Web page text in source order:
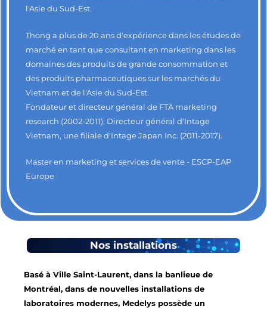
l'Asie du Sud-Est.
Thong a plus de 20 ans d'expérience dans les études de
marché en tant que consultant en marketing dans les
domaines des produits de grande consommation et
des produits pharmaceutiques sur les marchés du
Vietnam et de l'Asie du Sud-Est.
Fondateur et directeur général de FTA marketing
research (2002-2011). Directeur général d'Intage
Vietnam, une filiale d'Intage Japan Inc. (2011-2017).
Master en marketing et services de vente - ESCP-EAP
Europe
Nos installations
Basé à Ville Saint-Laurent, dans la banlieue de
Montréal, dans de nouvelles installations de
laboratoires modernes, Medelys possède un